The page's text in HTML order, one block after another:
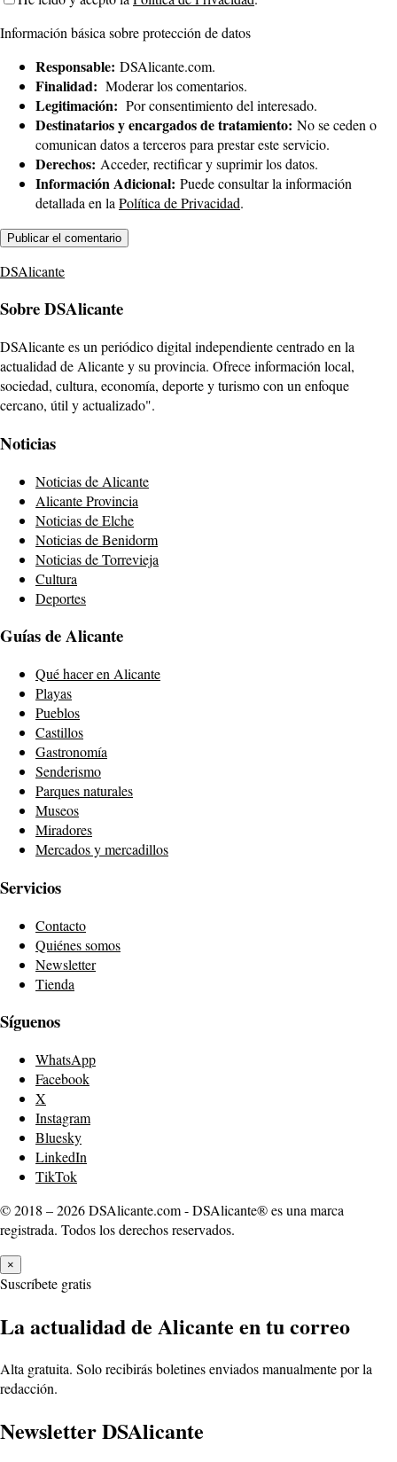
Información básica sobre protección de datos
Responsable: DSAlicante.com.
Finalidad: Moderar los comentarios.
Legitimación: Por consentimiento del interesado.
Destinatarios y encargados de tratamiento: No se ceden o
comunican datos a terceros para prestar este servicio.
Derechos: Acceder, rectificar y suprimir los datos.
Información Adicional: Puede consultar la información
detallada en la Política de Privacidad.
DSAlicante
Sobre DSAlicante
DSAlicante es un periódico digital independiente centrado en la
actualidad de Alicante y su provincia. Ofrece información local,
sociedad, cultura, economía, deporte y turismo con un enfoque
cercano, útil y actualizado".
Noticias
Noticias de Alicante
Alicante Provincia
Noticias de Elche
Noticias de Benidorm
Noticias de Torrevieja
Cultura
Deportes
Guías de Alicante
Qué hacer en Alicante
Playas
Pueblos
Castillos
Gastronomía
Senderismo
Parques naturales
Museos
Miradores
Mercados y mercadillos
Servicios
Contacto
Quiénes somos
Newsletter
Tienda
Síguenos
WhatsApp
Facebook
X
Instagram
Bluesky
LinkedIn
TikTok
© 2018 – 2026 DSAlicante.com - DSAlicante® es una marca
registrada. Todos los derechos reservados.
×
Suscríbete gratis
La actualidad de Alicante en tu correo
Alta gratuita. Solo recibirás boletines enviados manualmente por la
redacción.
Newsletter DSAlicante